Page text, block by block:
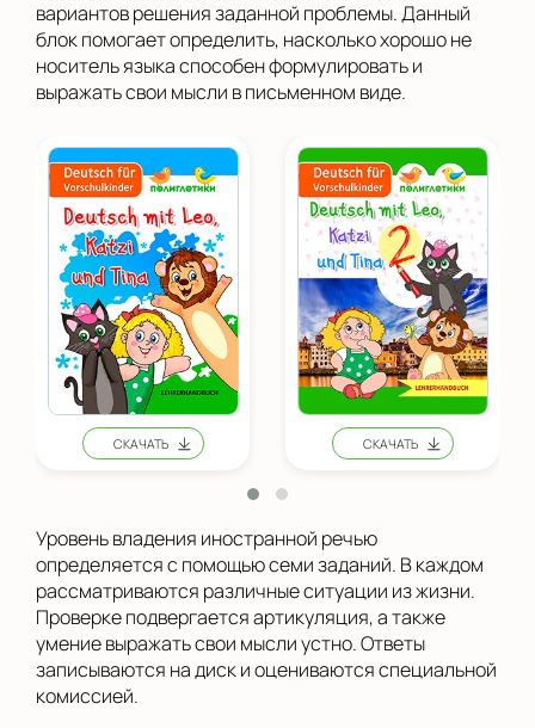
вариантов решения заданной проблемы. Данный
блок помогает определить, насколько хорошо не
носитель языка способен формулировать и
выражать свои мысли в письменном виде.
Уровень владения иностранной речью
определяется с помощью семи заданий. В каждом
рассматриваются различные ситуации из жизни.
Проверке подвергается артикуляция, а также
умение выражать свои мысли устно. Ответы
записываются на диск и оцениваются специальной
комиссией.